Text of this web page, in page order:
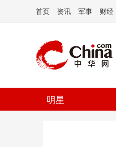
首页 资讯 军事 财经
明星